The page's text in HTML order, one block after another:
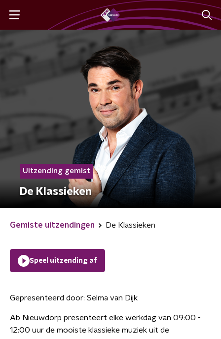
Uitzending gemist
De Klassieken
Gemiste uitzendingen De Klassieken
Speel uitzending af
Gepresenteerd door: Selma van Dijk
Ab Nieuwdorp presenteert elke werkdag van 09:00 -
12:00 uur de mooiste klassieke muziek uit de